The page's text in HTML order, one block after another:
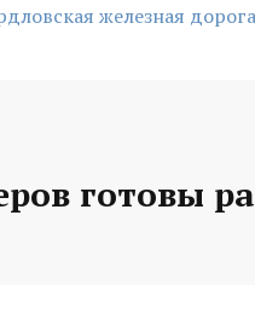
железная дорога
готовы